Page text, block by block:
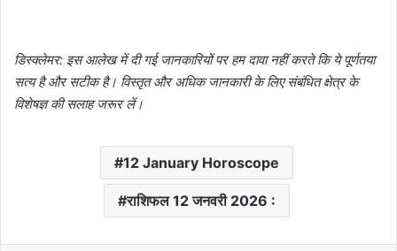
डिस्क्लेमर: इस आलेख में दी गई जानकारियों पर हम दावा नहीं करते कि ये पूर्णतया
सत्य है और सटीक है। विस्तृत और अधिक जानकारी के लिए संबंधित क्षेत्र के
विशेषज्ञ की सलाह जरूर लें।
12 January Horoscope
राशिफल 12 जनवरी 2026 :